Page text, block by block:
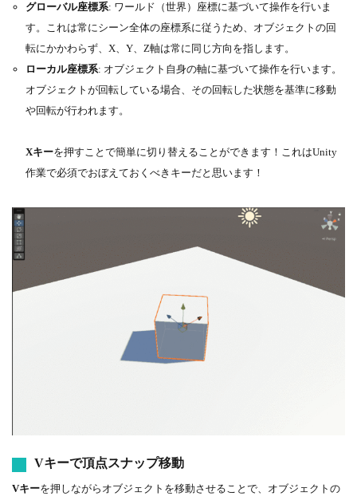
グローバル座標系: ワールド（世界）座標に基づいて操作を行いま
す。これは常にシーン全体の座標系に従うため、オブジェクトの回
転にかかわらず、X、Y、Z軸は常に同じ方向を指します。
ローカル座標系: オブジェクト自身の軸に基づいて操作を行います。
オブジェクトが回転している場合、その回転した状態を基準に移動
や回転が行われます。
Xキーを押すことで簡単に切り替えることができます！これはUnity
作業で必須でおぼえておくべきキーだと思います！
Vキーで頂点スナップ移動
Vキーを押しながらオブジェクトを移動させることで、オブジェクトの